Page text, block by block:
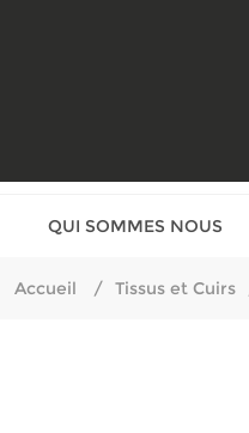
QUI SOMMES NOUS
Accueil / Tissus et Cuirs